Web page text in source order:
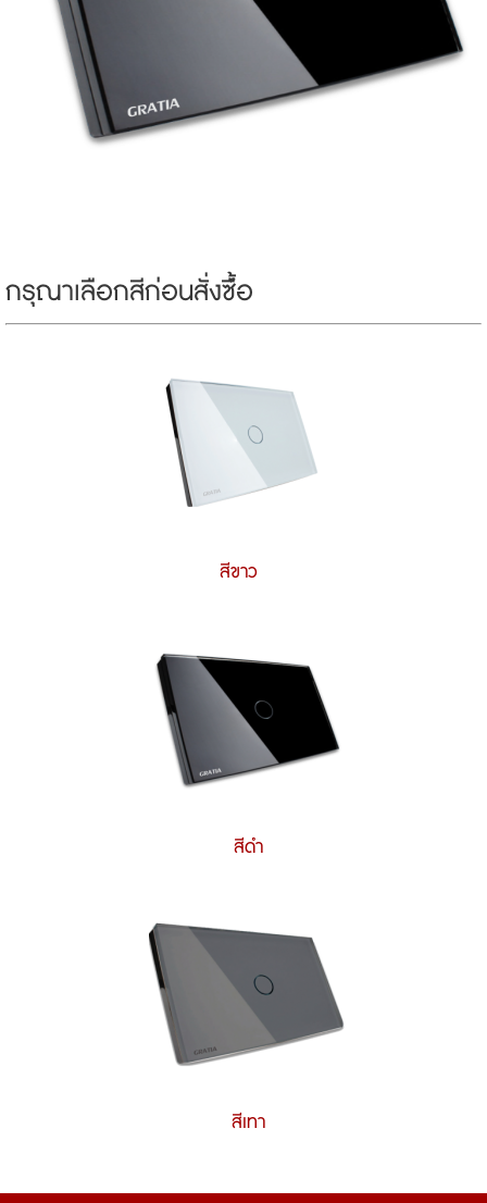
กรุณาเลือกสีก่อนสั่งซ์ื้อ
สีขาว
สีดำ
สีเทา